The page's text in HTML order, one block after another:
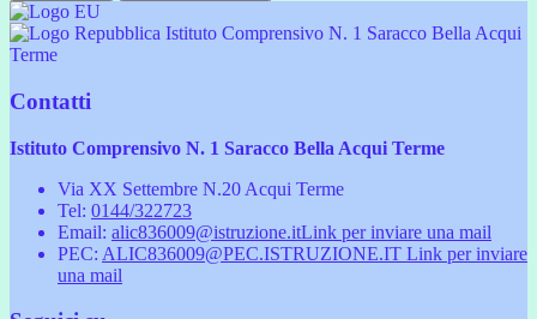
Istituto Comprensivo N. 1 Saracco Bella Acqui
Terme
Contatti
Istituto Comprensivo N. 1 Saracco Bella Acqui Terme
Via XX Settembre N.20 Acqui Terme
Tel: 0144/322723
Email: alic836009@istruzione.itLink per inviare una mail
PEC: ALIC836009@PEC.ISTRUZIONE.IT Link per inviare
una mail